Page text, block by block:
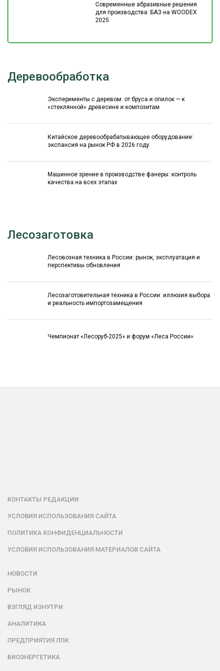
Современные абразивные решения
для производства: БАЗ на WOODEX
2025
Деревообработка
Эксперименты с деревом: от бруса и опилок — к
«стеклянной» древесине и композитам
Китайское деревообрабатывающее оборудование:
экспансия на рынок РФ в 2026 году
Машинное зрение в производстве фанеры: контроль
качества на всех этапах
Лесозаготовка
Лесовозная техника в России: рынок, эксплуатация и
перспективы обновления
Лесозаготовительная техника в России: иллюзия выбора
и реальность импортозамещения
Чемпионат «Лесоруб-2025» и форум «Леса России»
КОНТАКТЫ РЕДАКЦИИ
УСЛОВИЯ ИСПОЛЬЗОВАНИЯ САЙТА
ПОЛИТИКА КОНФИДЕНЦИАЛЬНОСТИ
УСЛОВИЯ ИСПОЛЬЗОВАНИЯ МАТЕРИАЛОВ САЙТА
НОВОСТИ
РЫНОК
ВЗГЛЯД ИЗНУТРИ
АНАЛИТИКА
ПРЕДПРИЯТИЯ ЛПК
БИОЭНЕРГЕТИКА